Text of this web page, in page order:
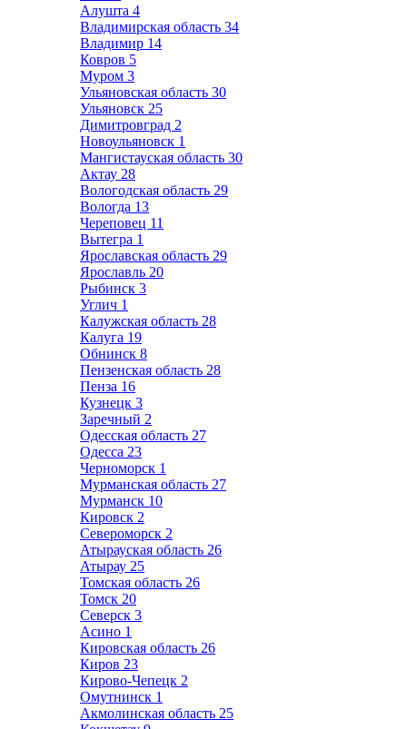
Алушта 4
Владимирская область 34
Владимир 14
Ковров 5
Муром 3
Ульяновская область 30
Ульяновск 25
Димитровград 2
Новоульяновск 1
Мангистауская область 30
Актау 28
Вологодская область 29
Вологда 13
Череповец 11
Вытегра 1
Ярославская область 29
Ярославль 20
Рыбинск 3
Углич 1
Калужская область 28
Калуга 19
Обнинск 8
Пензенская область 28
Пенза 16
Кузнецк 3
Заречный 2
Одесская область 27
Одесса 23
Черноморск 1
Мурманская область 27
Мурманск 10
Кировск 2
Североморск 2
Атырауская область 26
Атырау 25
Томская область 26
Томск 20
Северск 3
Асино 1
Кировская область 26
Киров 23
Кирово-Чепецк 2
Омутнинск 1
Акмолинская область 25